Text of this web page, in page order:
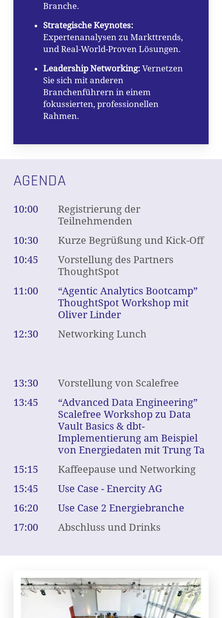
Branche.
Strategische Keynotes:
Expertenanalysen zu Markttrends,
und Real-World-Proven Lösungen.
Leadership Networking: Vernetzen
Sie sich mit anderen
Branchenführern in einem
fokussierten, professionellen
Rahmen.
AGENDA
10:00
Registrierung der
Teilnehmenden
10:30
Kurze Begrüßung und Kick-Off
10:45
Vorstellung des Partners
ThoughtSpot
11:00
“Agentic Analytics Bootcamp”
ThoughtSpot Workshop mit
Oliver Linder
12:30
Networking Lunch
13:30
Vorstellung von Scalefree
13:45
“Advanced Data Engineering”
Scalefree Workshop zu Data
Vault Basics & dbt-
Implementierung am Beispiel
von Energiedaten mit Trung Ta
15:15
Kaffeepause und Networking
15:45
Use Case - Enercity AG
16:20
Use Case 2 Energiebranche
17:00
Abschluss und Drinks